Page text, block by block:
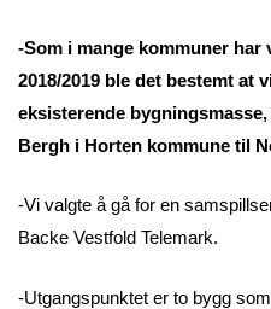
-Som i mange kommuner har
2018/2019 ble det bestemt at
eksisterende
Bergh i Horten kommune til
-Vi valgte å gå for en
Backe Vestfold Telemark.
-Utgangspunktet er to bygg